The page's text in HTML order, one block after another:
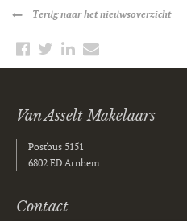
Terugnaar het nieuwsoverzicht
Van Asselt Makelaars
Postbus 5151
6802 ED Arnhem
Contact